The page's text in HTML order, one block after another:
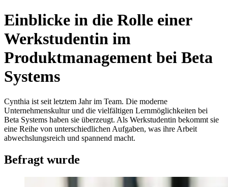
Einblicke in die Rolle einer
Werkstudentin im
Produktmanagement bei Beta
Systems
Cynthia ist seit letztem Jahr im Team. Die moderne
Unternehmenskultur und die vielfältigen Lernmöglichkeiten bei
Beta Systems haben sie überzeugt. Als Werkstudentin bekommt sie
eine Reihe von unterschiedlichen Aufgaben, was ihre Arbeit
abwechslungsreich und spannend macht.
Befragt wurde